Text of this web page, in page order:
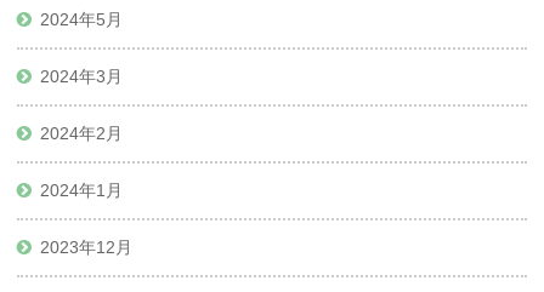
2024年5月
2024年3月
2024年2月
2024年1月
2023年12月